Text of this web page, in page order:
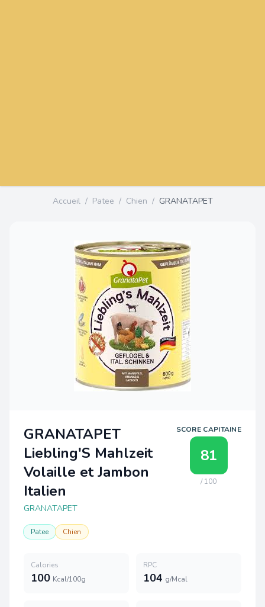
Accueil / Patee / Chien / GRANATAPET
GRANATAPET
Liebling'S Mahlzeit
Volaille et Jambon
Italien
GRANATAPET
SCORE CAPITAINE
81
/ 100
Patee Chien
Calories
100 Kcal/100g
RPC
104 g/Mcal